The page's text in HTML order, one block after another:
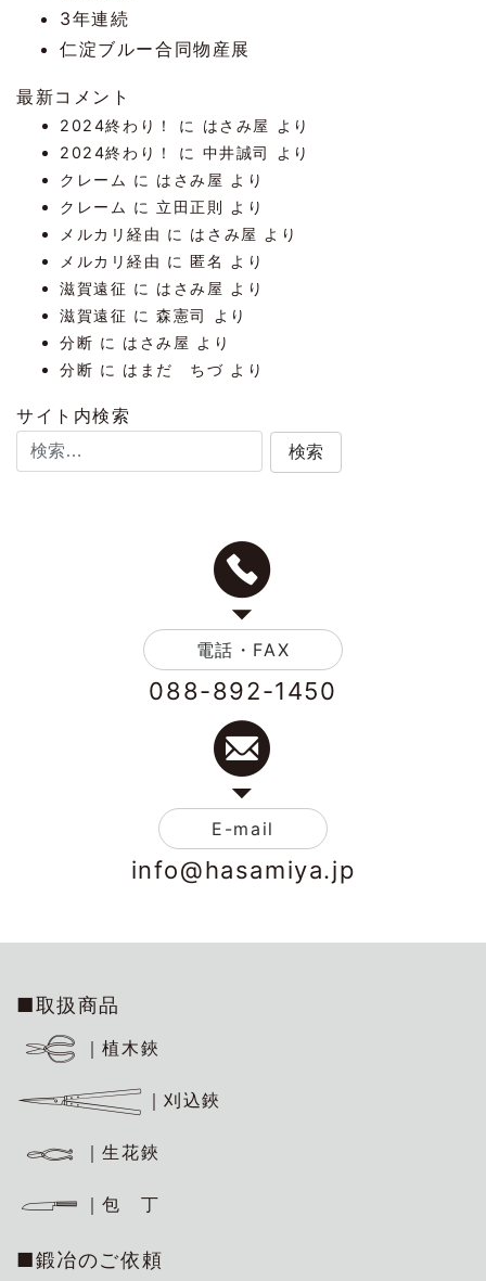
3年連続
仁淀ブルー合同物産展
最新コメント
2024終わり！ に はさみ屋
より
2024終わり！
に 中井誠司
より
クレーム に はさみ屋 より
クレーム に 立田正則 より
メルカリ経由 に はさみ屋 より
メルカリ経由 に匿名
より
滋賀遠征 に はさみ屋 より
滋賀遠征 に森憲司
より
分断 に はさみ屋 より
分断 に はまだ ちづ より
サイト内検索
電話・FAX
088-892-1450
E-mail
info@hasamiya.jp
■取扱商品
｜植木鋏
｜刈込鋏
｜生花鋏
｜包 丁
■鍛冶のご依頼